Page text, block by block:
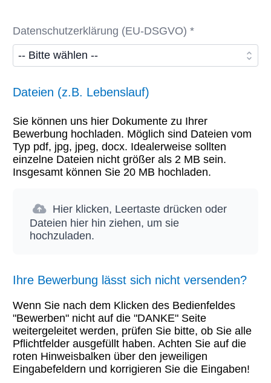
Datenschutzerklärung (EU-DSGVO) *
Dateien (z.B. Lebenslauf)
Sie können uns hier Dokumente zu Ihrer
Bewerbung hochladen. Möglich sind Dateien vom
Typ pdf, jpg, jpeg, docx. Idealerweise sollten
einzelne Dateien nicht größer als 2 MB sein.
Insgesamt können Sie 20 MB hochladen.
Hier klicken, Leertaste drücken oder
Dateien hier hin ziehen, um sie
hochzuladen.
Ihre Bewerbung lässt sich nicht versenden?
Wenn Sie nach dem Klicken des Bedienfeldes
"Bewerben" nicht auf die "DANKE" Seite
weitergeleitet werden, prüfen Sie bitte, ob Sie alle
Pflichtfelder ausgefüllt haben. Achten Sie auf die
roten Hinweisbalken über den jeweiligen
Eingabefeldern und korrigieren Sie die Eingaben!